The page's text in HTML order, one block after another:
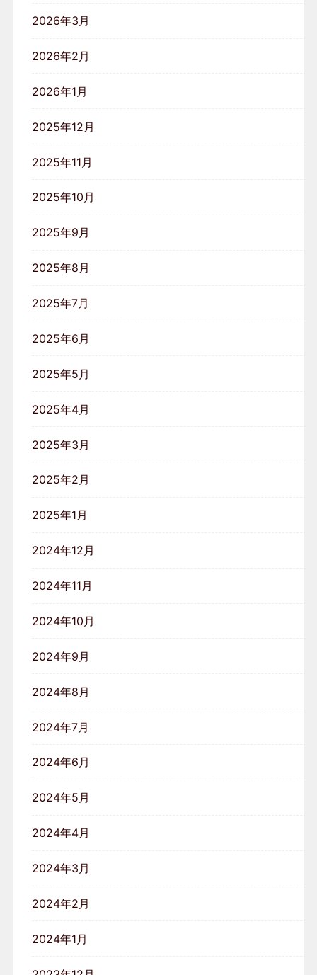
2026年3月
2026年2月
2026年1月
2025年12月
2025年11月
2025年10月
2025年9月
2025年8月
2025年7月
2025年6月
2025年5月
2025年4月
2025年3月
2025年2月
2025年1月
2024年12月
2024年11月
2024年10月
2024年9月
2024年8月
2024年7月
2024年6月
2024年5月
2024年4月
2024年3月
2024年2月
2024年1月